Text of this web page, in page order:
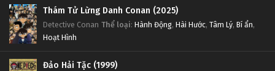
Thám Tử Lừng Danh Conan (2025)
Detective Conan Thể loại: Hành Động, Hài Hước, Tâm Lý, Bí ẩn,
Hoạt Hình
Đảo Hải Tặc (1999)